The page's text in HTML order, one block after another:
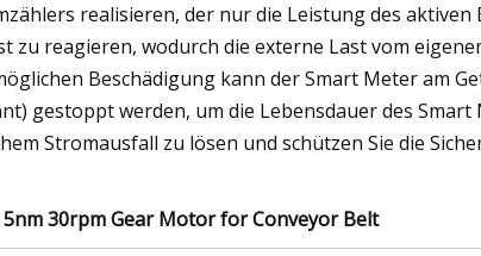
realisieren, der nur die Leistung des aktiven
reagieren, wodurch die externe Last vom
Beschädigung kann der Smart Meter am
gestoppt werden, um die Lebensdauer des
Stromausfall zu lösen und schützen Sie die